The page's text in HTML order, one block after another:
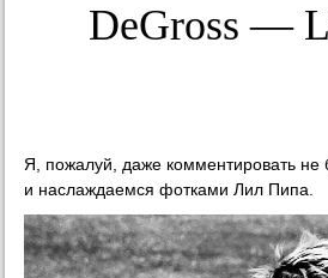
DeGross —
Я, пожалуй, даже комментировать
и наслаждаемся фотками Лил Пипа.